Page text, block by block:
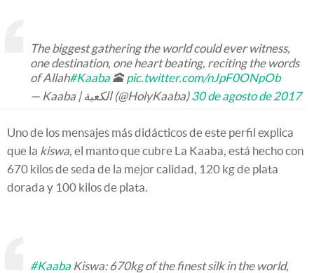
The biggest gathering the world could ever witness,
one destination, one heart beating, reciting the words
of Allah#Kaaba 🕋pic.twitter.com/nJpF0ONpOb
— Kaaba | الكعبة (@HolyKaaba)30 de agosto de 2017
Uno de los mensajes más didácticos de este perfil explica
que la kiswa, el manto que cubre La Kaaba, está hecho con
670 kilos de seda de la mejor calidad, 120 kg de plata
dorada y 100 kilos de plata.
#Kaaba Kiswa: 670kg of the finest silk in the world,